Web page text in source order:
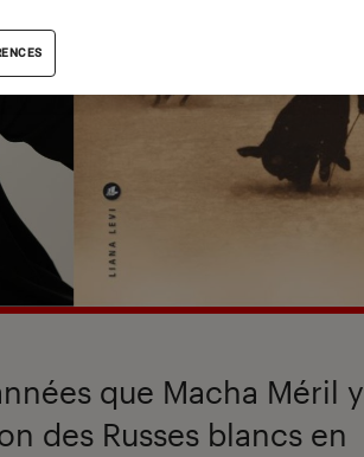
que Macha Méril y
des Russes blancs en